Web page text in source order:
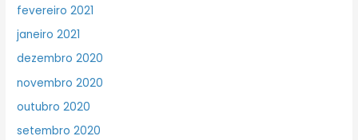
fevereiro 2021
janeiro 2021
dezembro 2020
novembro 2020
outubro 2020
setembro 2020